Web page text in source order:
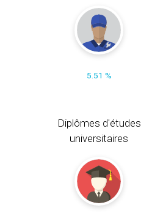
5.51 %
Diplômes d'études
universitaires